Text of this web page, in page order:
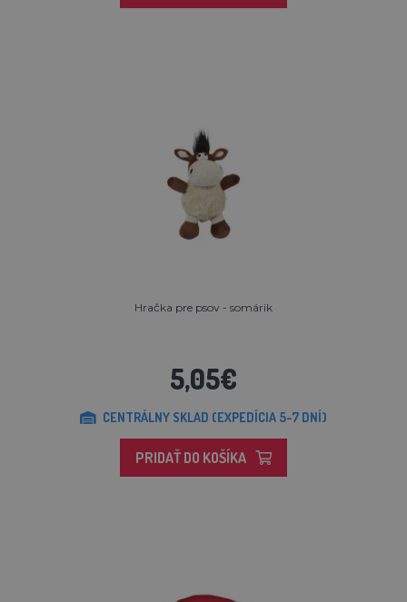
Hračka pre psov - somárik
5,05€
CENTRÁLNY SKLAD (EXPEDÍCIA 5-7 DNÍ)
PRIDAŤ DO KOŠÍKA